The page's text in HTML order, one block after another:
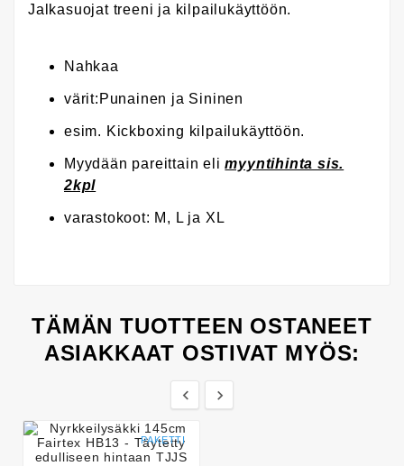
Jalkasuojat treeni ja kilpailukäyttöön.
Nahkaa
värit:Punainen ja Sininen
esim. Kickboxing kilpailukäyttöön.
Myydään pareittain elimyyntihinta sis.
2kpl
varastokoot: M, L ja XL
TÄMÄN TUOTTEEN OSTANEET
ASIAKKAAT OSTIVAT MYÖS:
 
PAKETTI